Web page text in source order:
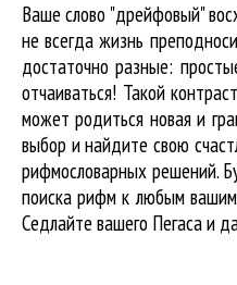
Ваше слово "дрейфовый"
не всегда жизнь
достаточно разные:
отчаиваться! Такой
может родиться новая и
выбор и найдите свою
рифмословарных решений.
поиска рифм к любым вашим
Седлайте вашего Пегаса и